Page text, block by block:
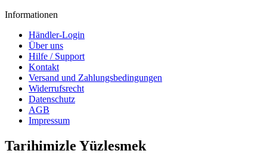
Informationen
Händler-Login
Über uns
Hilfe / Support
Kontakt
Versand und Zahlungsbedingungen
Widerrufsrecht
Datenschutz
AGB
Impressum
Tarihimizle Yüzlesmek